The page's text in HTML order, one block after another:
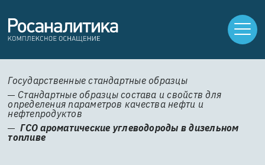
Государственные стандартные образцы
Стандартные образцы состава и свойств для
определения параметров качества нефти и
нефтепродуктов
ГСО ароматические углеводороды в дизельном
топливе